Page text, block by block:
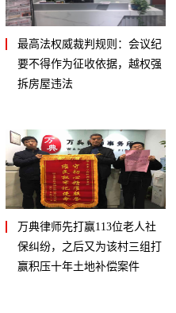
最高法权威裁判规则：会议纪
要不得作为征收依据，越权强
拆房屋违法
万典律师先打赢113位老人社
保纠纷，之后又为该村三组打
赢积压十年土地补偿案件